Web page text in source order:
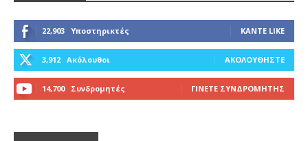
22,903 Υποστηρικτές ΚΆΝΤΕ LIKE
3,912 Ακόλουθοι ΑΚΟΛΟΥΘΉΣΤΕ
14,700 Συνδρομητές ΓΊΝΕΤΕ ΣΥΝΔΡΟΜΗΤΉΣ